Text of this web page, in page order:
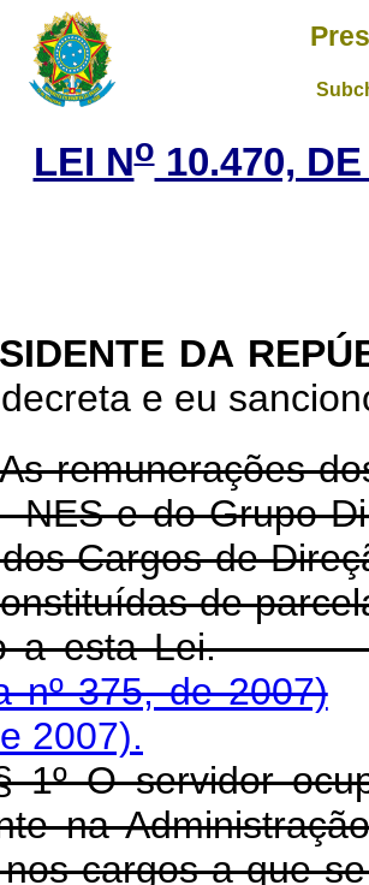
LEI No10.470, DE
DA
e eu
remunerações
NES e do Grupo-
Cargos de
de
a
nº 375, de 2007)
2007).
1º O servidor
na
nos cargos a que